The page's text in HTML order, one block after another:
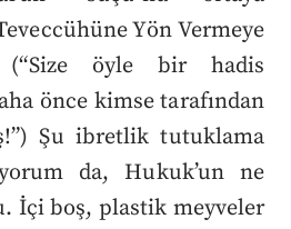
Yön Vermeye
(“Size öyle bir hadis
önce kimse tarafından
Şu ibretlik tutuklama
da, Hukuk’un ne
İçi boş, plastik meyveler